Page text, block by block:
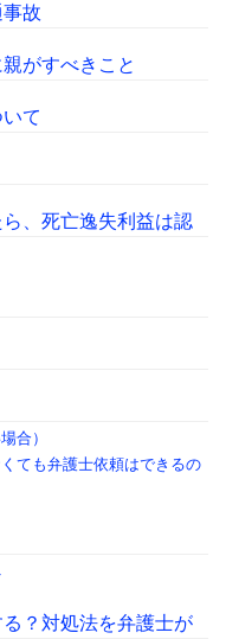
故
がすべきこと
て
、死亡逸失利益は認
合）
ても弁護士依頼はできるの
？対処法を弁護士が